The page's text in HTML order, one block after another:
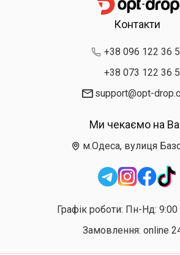
Контакти
+38 096 122 36
+38 073 122 36
support@opt-
Ми чекаємо на
м.Одеса, вулиця
Графік роботи: Пн-Нд:
Замовлення: online